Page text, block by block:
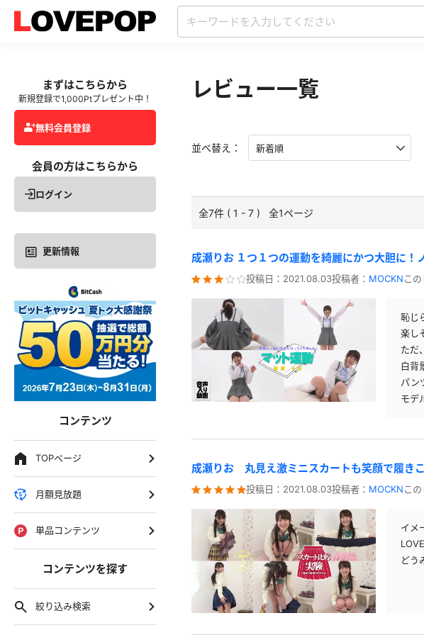
まずはこちらから
新規登録で1,000Ptプレゼント中！
無料会員登録
会員の方はこちらから
ログイン
更新情報
コンテンツ
TOPページ
月額見放題
単品コンテンツ
コンテンツを探す
絞り込み検索
レビュー一覧
並べ替え：
全7件 ( 1 - 7 ) 全1ページ
成瀬りお １つ１つの運動を綺麗にかつ大胆に
投稿日： 2021.08.03投稿者： MOCKNこ
恥じ
楽し
ただ
白背
パン
モデ
成瀬りお 丸見え激ミニスカートも笑顔で履き
投稿日： 2021.08.03投稿者： MOCKNこ
イメ
どう